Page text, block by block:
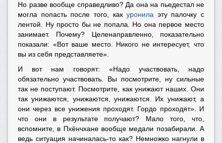
Но разве вообще справедливо? Да она на пьедестал не
могла попасть после того, какуронила эту палочку с
лентой. Ну просто бы не попала. Но она первое место
занимает. Почему? Целенаправленно, показательно
показали: «Вот ваше место. Никого не интересует, что
вы из себя представляете».
И вот нам говорят: «Надо участвовать, надо
обязательно участвовать. Вы посмотрите, ну сильные
так не поступают. Посмотрите, как унижают наших. Они
так унижаются, унижаются, унижаются. Их унижают, а
они через все унижения проходят. Гордо проходят». И
что они в результате получают? Мало того, что,
вспомните, в Пхёнчхане вообще медали позабирали. А
ведь ситуация начиналась-то как? Немножко нагнули в